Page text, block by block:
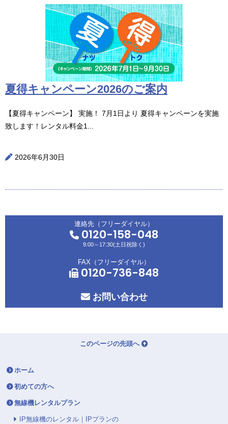
夏得キャンペーン2026のご案内
【夏得キャンペーン】 実施！ 7月1日より 夏得キャンペーンを実施
致します！レンタル料金1...
2026年6月30日
連絡先（フリーダイヤル）
0120-158-048
9:00～17:30(土日祝除く)
FAX（フリーダイヤル）
0120-736-848
お問い合わせ
このページの先頭へ
ホーム
初めての方へ
無線機レンタルプラン
IP無線機のレンタル｜IPプランの